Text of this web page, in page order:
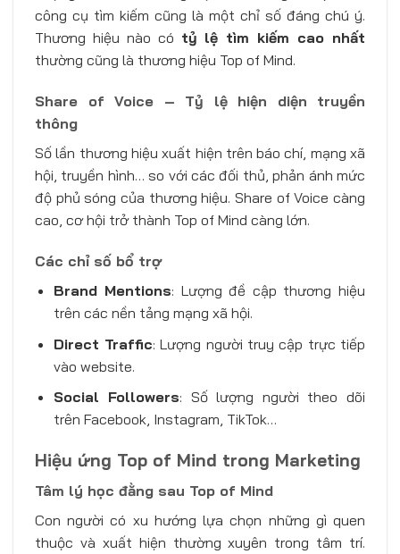
công cụ tìm kiếm cũng là một chỉ số đáng chú ý.
Thương hiệu nào có tỷ lệ tìm kiếm cao nhất
thường cũng là thương hiệu Top of Mind.
Share of Voice – Tỷ lệ hiện diện truyền
thông
Số lần thương hiệu xuất hiện trên báo chí, mạng xã
hội, truyền hình… so với các đối thủ, phản ánh mức
độ phủ sóng của thương hiệu. Share of Voice càng
cao, cơ hội trở thành Top of Mind càng lớn.
Các chỉ số bổ trợ
Brand Mentions: Lượng đề cập thương hiệu
trên các nền tảng mạng xã hội.
Direct Traffic: Lượng người truy cập trực tiếp
vào website.
Social Followers: Số lượng người theo dõi
trên Facebook, Instagram, TikTok…
Hiệu ứng Top of Mind trong Marketing
Tâm lý học đằng sau Top of Mind
Con người có xu hướng lựa chọn những gì quen
thuộc và xuất hiện thường xuyên trong tâm trí.